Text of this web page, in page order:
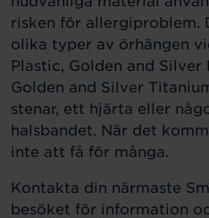
risken för allergiproblem.
olika typer av örhängen
Plastic, Golden and
Golden and Silver
stenar, ett hjärta eller
halsbandet. När det
inte att få för många.
Kontakta din närmaste
besöket för information